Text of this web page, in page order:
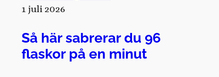
1 juli 2026
Så här sabrerar du 96
flaskor på en minut